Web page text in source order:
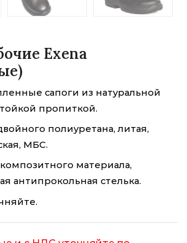
Exena
сапоги из натуральной
пропиткой.
полиуретана, литая,
МБС.
материала,
антипрокольная стелька.